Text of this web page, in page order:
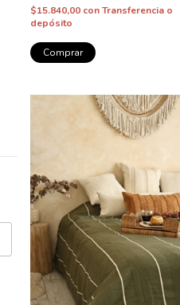
$15.840,00 con Transferencia o
depósito
Comprar